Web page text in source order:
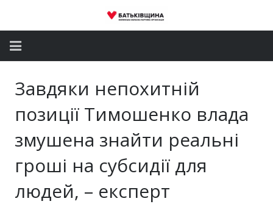
Депутатський корпус
Громадські приймальні
Завдяки непохитній
позиції Тимошенко влада
змушена знайти реальні
гроші на субсидії для
людей, – експерт